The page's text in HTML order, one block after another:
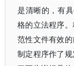
是清晰的，有
格的立法程序
范性文件有效
制定程序作了